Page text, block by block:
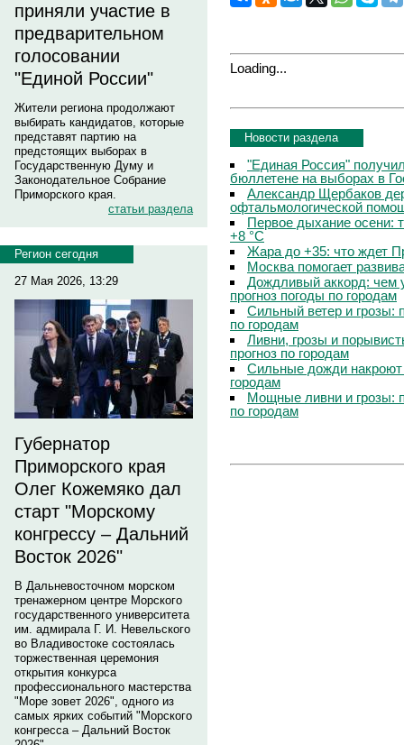
приняли участие в
предварительном
голосовании
"Единой России"
Жители региона продолжают
выбирать кандидатов, которые
представят партию на
предстоящих выборах в
Государственную Думу и
Законодательное Собрание
Приморского края.
статьи раздела
Регион сегодня
27 Мая 2026, 13:29
Губернатор
Приморского края
Олег Кожемяко дал
старт "Морскому
конгрессу – Дальний
Восток 2026"
В Дальневосточном морском
тренажерном центре Морского
государственного университета
им. адмирала Г. И. Невельского
во Владивостоке состоялась
торжественная церемония
открытия конкурса
профессионального мастерства
"Море зовет 2026", одного из
самых ярких событий "Морского
конгресса – Дальний Восток
Loading...
Новости раздела
"Единая Россия"
бюллетене на выборах в
Александр Щербаков
офтальмологической
Первое дыхание осени:
+8 °C
Жара до +35: что ждет
Москва помогает
Дождливый аккорд: чем
прогноз погоды по городам
Сильный ветер и грозы:
по городам
Ливни, грозы и
прогноз по городам
Сильные дожди
городам
Мощные ливни и грозы:
по городам